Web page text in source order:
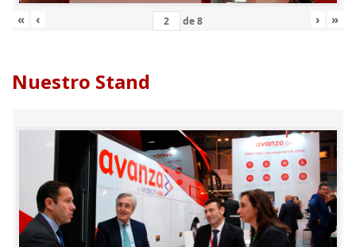
« ‹ de8 › »
Nuestro Stand